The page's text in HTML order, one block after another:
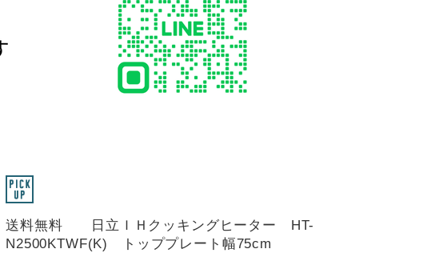
送料無料 日立ＩＨクッキングヒーター HT-
N2500KTWF(K) トッププレート幅75cm